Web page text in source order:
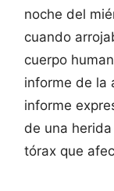
noche del
cuando
cuerpo
informe de la
informe
de una
tórax que